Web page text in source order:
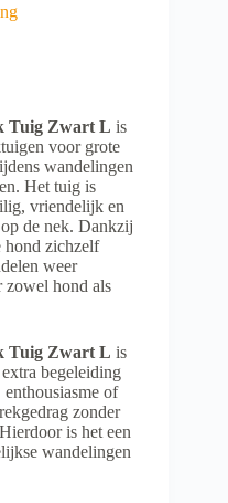
Tuig Zwart L is
voor grote
wandelingen
Het tuig is
vriendelijk en
de nek. Dankzij
hond zichzelf
weer
zowel hond als
Tuig Zwart L is
begeleiding
of
zonder
is het een
wandelingen